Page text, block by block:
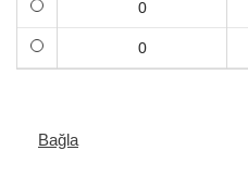
Bağla